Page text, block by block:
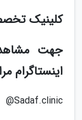
کلینیک
جهت
اینستاگرام
Sadaf.clinic@